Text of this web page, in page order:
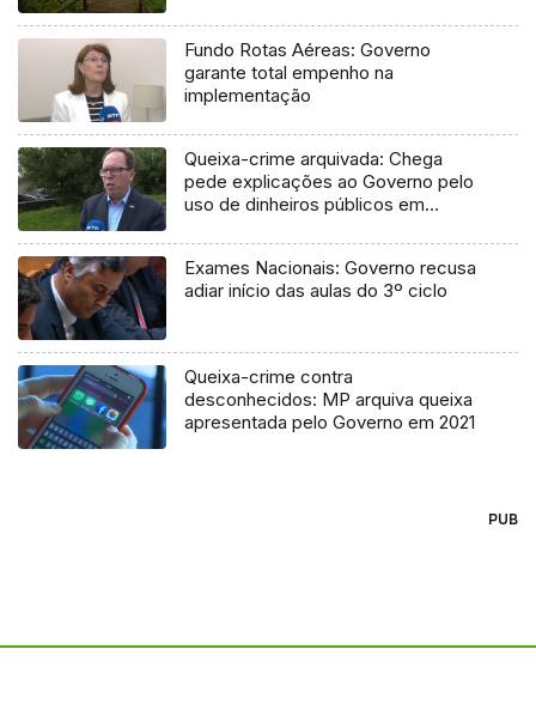
Fundo Rotas Aéreas: Governo
garante total empenho na
implementação
Queixa-crime arquivada: Chega
pede explicações ao Governo pelo
uso de dinheiros públicos em
Exames Nacionais: Governo recusa
adiar início das aulas do 3º ciclo
Queixa-crime contra
desconhecidos: MP arquiva queixa
apresentada pelo Governo em 2021
PUB